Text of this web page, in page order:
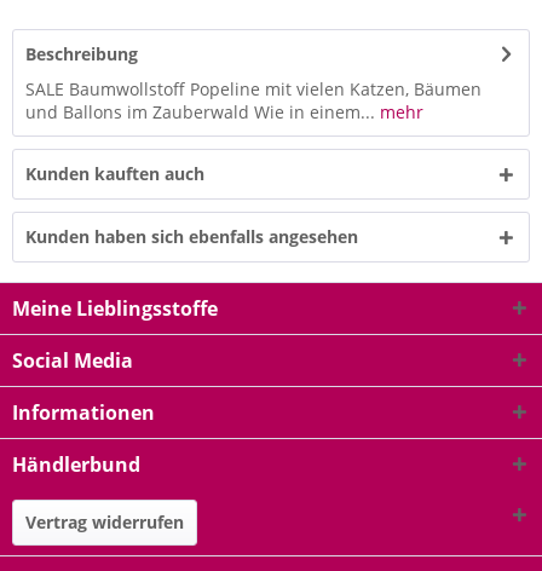
Beschreibung
SALE Baumwollstoff Popeline mit vielen Katzen, Bäumen
und Ballons im Zauberwald Wie in einem... mehr
Kunden kauften auch
Kunden haben sich ebenfalls angesehen
Meine Lieblingsstoffe
Social Media
Informationen
Händlerbund
Vertrag widerrufen